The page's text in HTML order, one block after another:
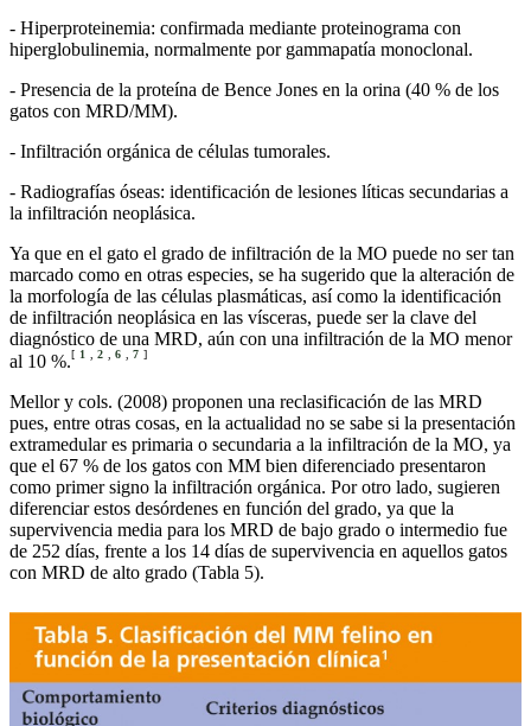
- Hiperproteinemia: confirmada mediante proteinograma con
hiperglobulinemia, normalmente por gammapatía monoclonal.
- Presencia de la proteína de Bence Jones en la orina (40 % de los
gatos con MRD/MM).
- Infiltración orgánica de células tumorales.
- Radiografías óseas: identificación de lesiones líticas secundarias a
la infiltración neoplásica.
Ya que en el gato el grado de infiltración de la MO puede no ser tan
marcado como en otras especies, se ha sugerido que la alteración de
la morfología de las células plasmáticas, así como la identificación
de infiltración neoplásica en las vísceras, puede ser la clave del
diagnóstico de una MRD, aún con una infiltración de la MO menor
al 10 %.[ 1 2 6 7 ]
Mellor y cols. (2008) proponen una reclasificación de las MRD
pues, entre otras cosas, en la actualidad no se sabe si la presentación
extramedular es primaria o secundaria a la infiltración de la MO, ya
que el 67 % de los gatos con MM bien diferenciado presentaron
como primer signo la infiltración orgánica. Por otro lado, sugieren
diferenciar estos desórdenes en función del grado, ya que la
supervivencia media para los MRD de bajo grado o intermedio fue
de 252 días, frente a los 14 días de supervivencia en aquellos gatos
con MRD de alto grado (Tabla 5).